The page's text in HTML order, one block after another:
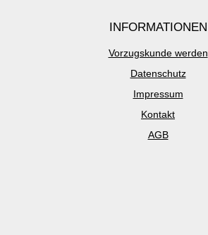
INFORMATIONEN
Vorzugskunde werden
Datenschutz
Impressum
Kontakt
AGB